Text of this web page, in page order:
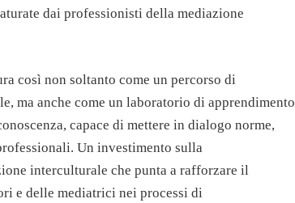
dai professionisti della mediazione
così non soltanto come un percorso di
ma anche come un laboratorio di apprendimento
capace di mettere in dialogo norme,
Un investimento sulla
interculturale che punta a rafforzare il
e delle mediatrici nei processi di